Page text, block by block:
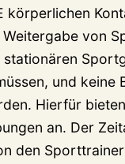
körperlichen
von
stationären
und keine
Hierfür
an. Der
den